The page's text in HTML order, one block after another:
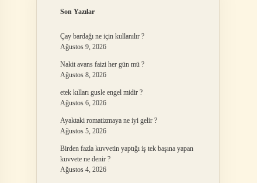
Son Yazılar
Çay bardağı ne için kullanılır ?
Ağustos 9, 2026
Nakit avans faizi her gün mü ?
Ağustos 8, 2026
etek kılları gusle engel midir ?
Ağustos 6, 2026
Ayaktaki romatizmaya ne iyi gelir ?
Ağustos 5, 2026
Birden fazla kuvvetin yaptığı iş tek başına yapan
kuvvete ne denir ?
Ağustos 4, 2026